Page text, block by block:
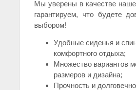
Мы уверены в качестве
гарантируем, что будете
выбором!
Удобные сиденья и
комфортного отдыха;
Множество вариантов
размеров и дизайна;
Прочность и